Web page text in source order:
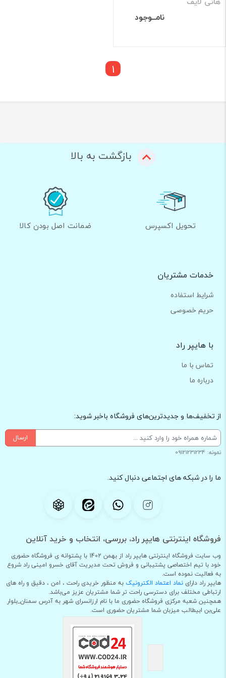
نامــوجود
1
بازگشت به بالا
تحویل اکسپرس ضمانت اصل بودن کالا
خدمات مشتریان
شرایط استفاده
حریم خصوصی
با هایپر راد
تماس با ما
درباره ما
از تخفیف‌ها و جدیدترین‌های فروشگاه باخبر شوید:
ارسال
نمونه: 09121231234
ما را در شبکه های اجتماعی دنبال کنید.
فروشگاه اینترنتی هایپر راد، بررسی، انتخاب و خرید آنلاین
وب سایت فروشگاه اینترنتی هایپر راد از بهمن 1402 با پشتوانه ی فروشگاه حضوری
خود با تیم اختصاصی پشتیبانی و فروش تحت مدیریت آقای خسرو امینی راد شروع
به فعالیت نموده است.
هایپر راد دارای نماد اعتماد الکترونیک به منظور خریدی راحت ، امن ، دقیق و راه های
ارتباطی مختلف برای دسترسی راحت تر شما مشتریان عزیز می‌باشد.
همچنین شعبه مرکزی فروشگاه حضوری ما با نام ارزانسرای شهر به آدرس سمنان_بلوار
علی‌بن ابیطالب میزبان شما مشتریان حضوری است.